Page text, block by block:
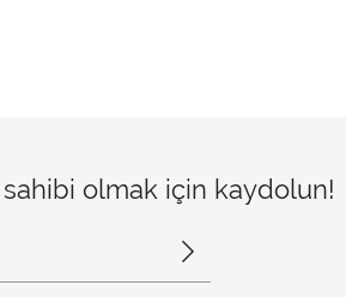
sahibi olmak için kaydolun!